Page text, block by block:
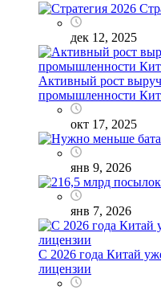
дек 12, 2025
Активный рост
промышленности
окт 17, 2025
янв 9, 2026
янв 7, 2026
С 2026 года Китай
лицензии